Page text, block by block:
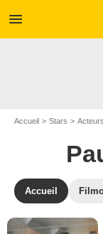
menu
Accueil Stars Acteurs
Accueil